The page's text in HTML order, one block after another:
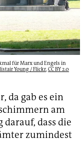
für Marx und Engels in
Young / Flickr,CC BY 2.0
da gab es ein
am
dass die
zumindest